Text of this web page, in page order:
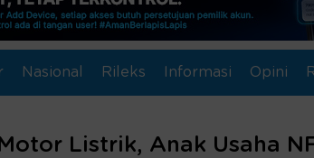
Nasional Rileks Informasi Opini
Listrik, Anak Usaha